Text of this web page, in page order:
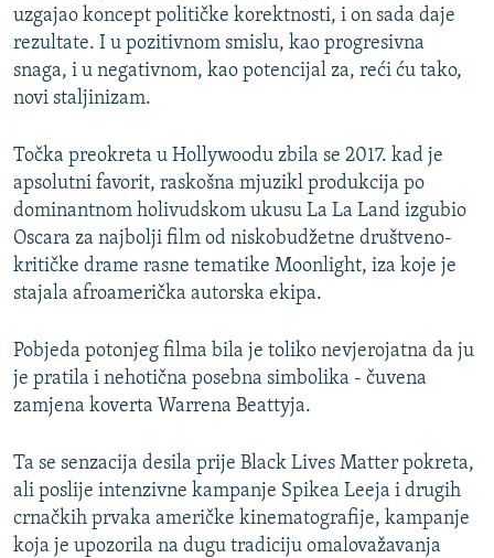
uzgajao koncept političke korektnosti, i on sada daje
rezultate. I u pozitivnom smislu, kao progresivna
snaga, i u negativnom, kao potencijal za, reći ću tako,
novi staljinizam.
Točka preokreta u Hollywoodu zbila se 2017. kad je
apsolutni favorit, raskošna mjuzikl produkcija po
dominantnom holivudskom ukusu La La Land izgubio
Oscara za najbolji film od niskobudžetne društveno-
kritičke drame rasne tematike Moonlight, iza koje je
stajala afroamerička autorska ekipa.
Pobjeda potonjeg filma bila je toliko nevjerojatna da ju
je pratila i nehotična posebna simbolika - čuvena
zamjena koverta Warrena Beattyja.
Ta se senzacija desila prije Black Lives Matter pokreta,
ali poslije intenzivne kampanje Spikea Leeja i drugih
crnačkih prvaka američke kinematografije, kampanje
koja je upozorila na dugu tradiciju omalovažavanja